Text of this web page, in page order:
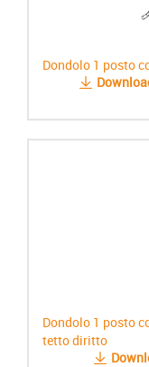
Dondolo 1 posto
Dondolo 1 posto
tetto diritto